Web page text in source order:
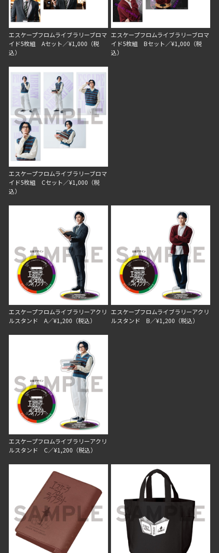
エスケープフロムライブラリーブロマ
イド5枚組 Aセット／¥1,000（税
込）
エスケープフロムライブラリーブロマ
イド5枚組 Bセット／¥1,000（税
込）
エスケープフロムライブラリーブロマ
イド5枚組 Cセット／¥1,000（税
込）
エスケープフロムライブラリーアクリ
ルスタンド A／¥1,200（税込）
エスケープフロムライブラリーアクリ
ルスタンド B／¥1,200（税込）
エスケープフロムライブラリーアクリ
ルスタンド C／¥1,200（税込）